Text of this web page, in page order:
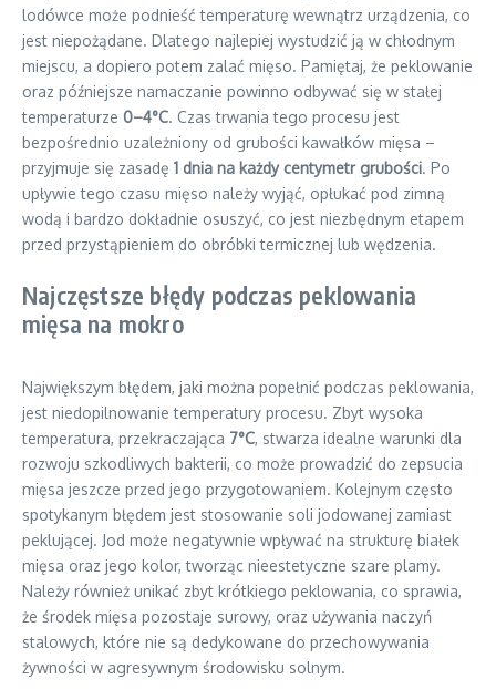
lodówce może podnieść temperaturę wewnątrz urządzenia, co
jest niepożądane. Dlatego najlepiej wystudzić ją w chłodnym
miejscu, a dopiero potem zalać mięso. Pamiętaj, że peklowanie
oraz późniejsze namaczanie powinno odbywać się w stałej
temperaturze 0–4°C. Czas trwania tego procesu jest
bezpośrednio uzależniony od grubości kawałków mięsa –
przyjmuje się zasadę 1 dnia na każdy centymetr grubości. Po
upływie tego czasu mięso należy wyjąć, opłukać pod zimną
wodą i bardzo dokładnie osuszyć, co jest niezbędnym etapem
przed przystąpieniem do obróbki termicznej lub wędzenia.
Najczęstsze błędy podczas peklowania
mięsa na mokro
Największym błędem, jaki można popełnić podczas peklowania,
jest niedopilnowanie temperatury procesu. Zbyt wysoka
temperatura, przekraczająca 7°C, stwarza idealne warunki dla
rozwoju szkodliwych bakterii, co może prowadzić do zepsucia
mięsa jeszcze przed jego przygotowaniem. Kolejnym często
spotykanym błędem jest stosowanie soli jodowanej zamiast
peklującej. Jod może negatywnie wpływać na strukturę białek
mięsa oraz jego kolor, tworząc nieestetyczne szare plamy.
Należy również unikać zbyt krótkiego peklowania, co sprawia,
że środek mięsa pozostaje surowy, oraz używania naczyń
stalowych, które nie są dedykowane do przechowywania
żywności w agresywnym środowisku solnym.